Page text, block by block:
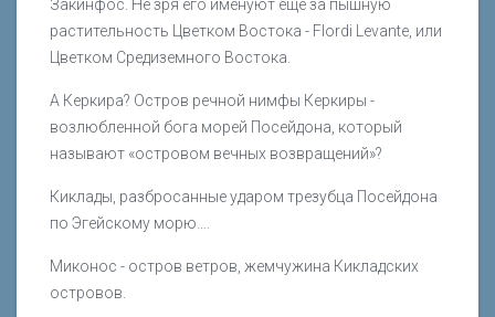
Закинфос. Не зря его именуют ещё за пышную
растительность Цветком Востока - Flordi Levante, или
Цветком Средиземного Востока.
А Керкира? Остров речной нимфы Керкиры -
возлюбленной бога морей Посейдона, который
называют «островом вечных возвращений»?
Киклады, разбросанные ударом трезубца Посейдона
по Эгейскому морю….
Миконос - остров ветров, жемчужина Кикладских
островов.